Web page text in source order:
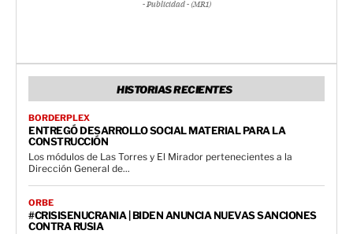
- Publicidad - (MR1)
HISTORIAS RECIENTES
BORDERPLEX
ENTREGÓ DESARROLLO SOCIAL MATERIAL PARA LA
CONSTRUCCIÓN
Los módulos de Las Torres y El Mirador pertenecientes a la
Dirección General de...
ORBE
#CRISISENUCRANIA | BIDEN ANUNCIA NUEVAS SANCIONES
CONTRA RUSIA